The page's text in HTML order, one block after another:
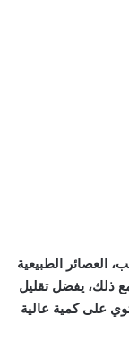
العصائر الطبيعية
ذلك، يفضل تقليل
على كمية عالية